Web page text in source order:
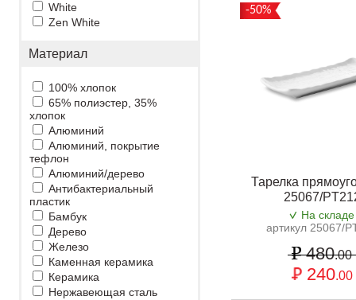
White
Zen White
Материал
100% хлопок
65% полиэстер, 35%
хлопок
Алюминий
Алюминий, покрытие
тефлон
Алюминий/дерево
Антибактериальный
пластик
Бамбук
Дерево
Железо
Каменная керамика
Керамика
Нержавеющая сталь
-50%
Тарелка
25067/
На складе
артикул 25067/
480.00
240.00